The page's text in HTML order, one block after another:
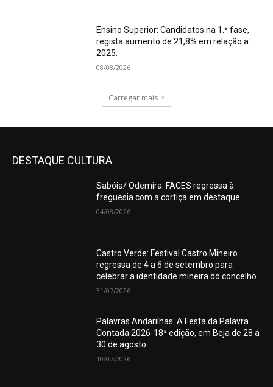
Ensino Superior: Candidatos na 1.ª fase,
regista aumento de 21,8% em relação a
2025.
08/08/2026
Carregar mais
DESTAQUE CULTURA
Sabóia/ Odemira: FACES regressa à
freguesia com a cortiça em destaque.
04/08/2026
Castro Verde: Festival Castro Mineiro
regressa de 4 a 6 de setembro para
celebrar a identidade mineira do concelho.
31/07/2026
Palavras Andarilhas: A Festa da Palavra
Contada 2026-18ª edição, em Beja de 28 a
30 de agosto.
10/07/2026